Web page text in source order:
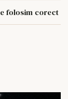
folosim corect